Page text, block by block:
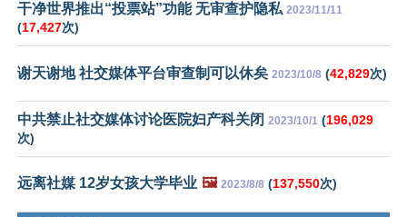
干净世界推出“投票站”功能 无审查护隐私 2023/11/11
(17,427次)
谢天谢地 社交媒体平台审查制可以休矣 2023/10/8 (42,829次)
中共禁止社交媒体讨论医院妇产科关闭 2023/10/1 (196,029
次)
远离社媒 12岁女孩大学毕业 🖼️ 2023/8/8 (137,550次)